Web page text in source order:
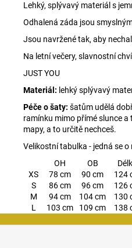
Lehký, splývavý materiál s
Odhalená záda jsou
Jsou navržené tak, aby
Na letní večery, slavnostní
JUST YOU
Materiál: lehký splývavý
Péče o šaty: šatům udělá
ramínku mimo přímé slunce
mapy, a to určitě nechceš.
Velikostní tabulka - jedná se o
OH
OB
XS
78 cm 90 cm
124
S
86 cm 96 cm
126
M
94 cm 104 cm
130
L
103 cm 109 cm 138